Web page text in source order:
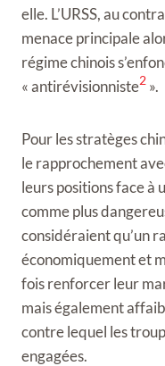
elle. L’URSS, au
menace principale
régime chinois
« antirévisionniste2 ».
Pour les stratèges
le rapprochement
leurs positions face à
comme plus
considéraient qu’un
économiquement et
fois renforcer leur
mais également
contre lequel les
engagées.